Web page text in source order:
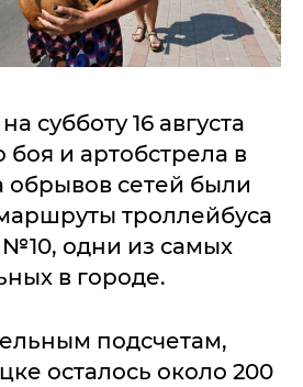
субботу 16 августа
боя и артобстрела в
обрывов сетей были
троллейбуса
одни из самых
в городе.
подсчетам,
осталось около 200